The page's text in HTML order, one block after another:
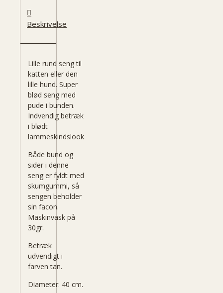
Beskrivelse
Lille rund seng til
katten eller den
lille hund. Super
blød seng med
pude i bunden.
Indvendig betræk
i blødt
lammeskindslook
Både bund og
sider i denne
seng er fyldt med
skumgummi, så
sengen beholder
sin facon.
Maskinvask på
30gr.
Betræk
udvendigt i
farven tan.
Diameter: 40 cm.